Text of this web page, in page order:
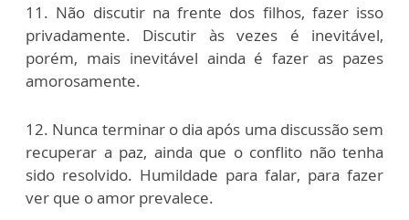
11. Não discutir na frente dos filhos, fazer isso
privadamente. Discutir às vezes é inevitável,
porém, mais inevitável ainda é fazer as pazes
amorosamente.
12. Nunca terminar o dia após uma discussão sem
recuperar a paz, ainda que o conflito não tenha
sido resolvido. Humildade para falar, para fazer
ver que o amor prevalece.